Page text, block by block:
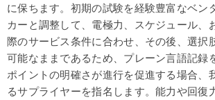
に保ちます。初期の試験を経験豊富なベン
カーと調整して、電極力、スケジュール、
際のサービス条件に合わせ、その後、選択
可能なままであるため、プレーン言語記録
ポイントの明確さが進行を促進する場合、
るサプライヤーを指名します。能力や回復